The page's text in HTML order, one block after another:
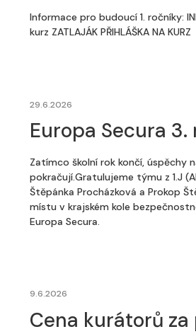
Informace pro budoucí 1. ročníky:
kurz ZATLAJÁK PŘIHLÁŠKA NA KURZ
29.6.2026
Europa Secura 3.
Zatímco školní rok končí, úspěchy
pokračují.Gratulujeme týmu z 1.J
Štěpánka Procházková a Prokop
místu v krajském kole
Europa Secura.
9.6.2026
Cena kurátorů